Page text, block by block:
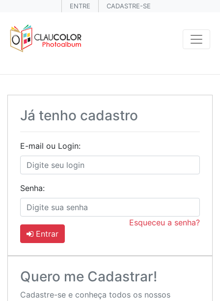
ENTRE CADASTRE-SE
Já tenho cadastro
E-mail ou Login:
Senha:
Esqueceu a senha?
Entrar
Quero me Cadastrar!
Cadastre-se e conheça todos os nossos